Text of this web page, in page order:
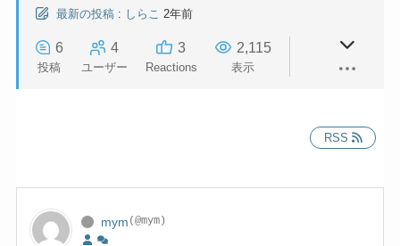
最新の投稿 : しらこ 2年前
6
投稿
4
ユーザー
3
Reactions
2,115
表示
RSS
mym (@mym)